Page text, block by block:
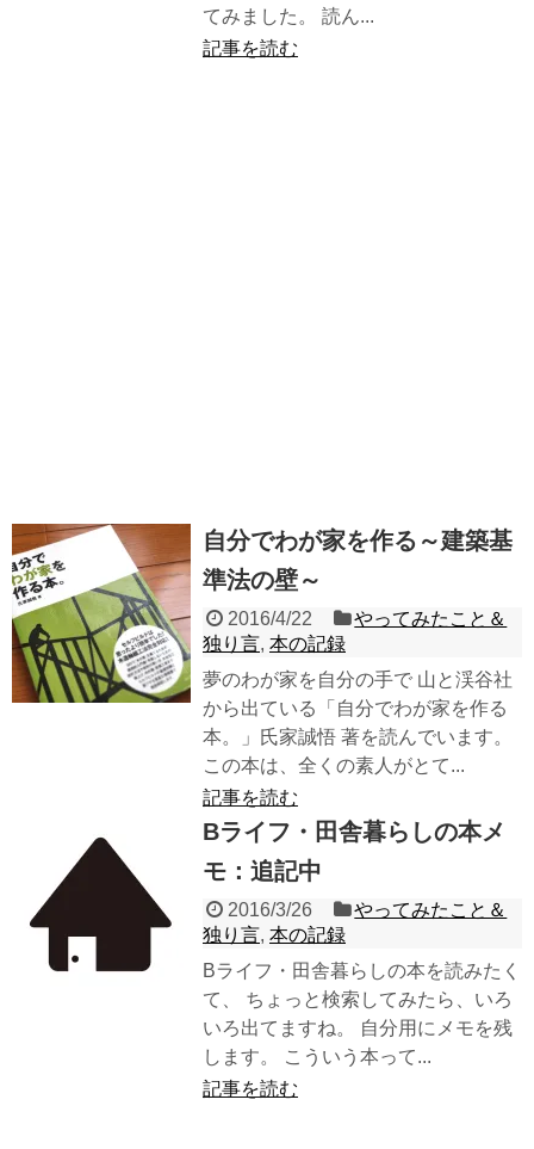
てみました。 読ん...
記事を読む
自分でわが家を作る～建築基
準法の壁～
2016/4/22
やってみたこと＆
独り言, 本の記録
夢のわが家を自分の手で 山と渓谷社
から出ている「自分でわが家を作る
本。」氏家誠悟 著を読んでいます。
この本は、全くの素人がとて...
記事を読む
Bライフ・田舎暮らしの本メ
モ：追記中
2016/3/26
やってみたこと＆
独り言, 本の記録
Bライフ・田舎暮らしの本を読みたく
て、 ちょっと検索してみたら、いろ
いろ出てますね。 自分用にメモを残
します。 こういう本って...
記事を読む